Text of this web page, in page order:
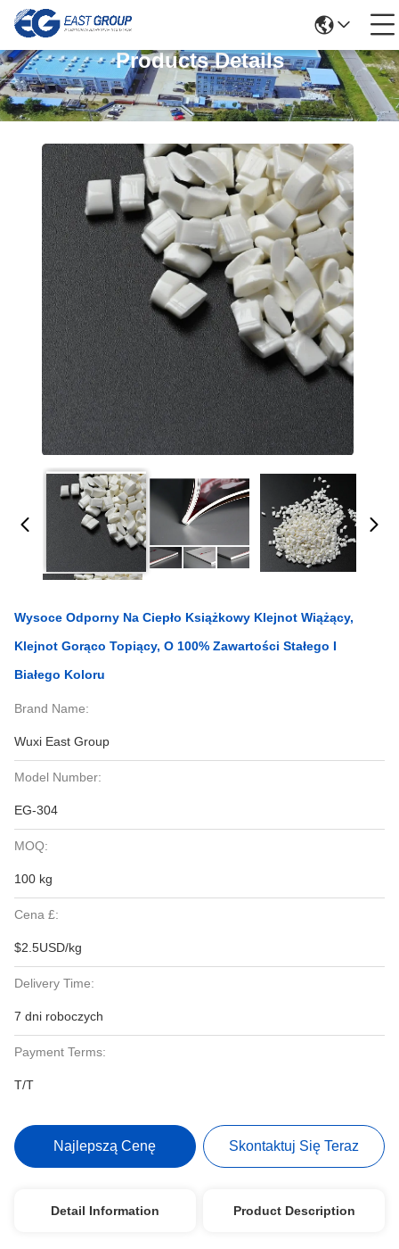
Products Details
Wysoce Odporny Na Ciepło Książkowy Klejnot Wiążący,
Klejnot Gorąco Topiący, O 100% Zawartości Stałego I
Białego Koloru
Brand Name:
Wuxi East Group
Model Number:
EG-304
MOQ:
100 kg
Cena £:
$2.5USD/kg
Delivery Time:
7 dni roboczych
Payment Terms:
T/T
Najlepszą Cenę Skontaktuj Się Teraz
Detail Information Product Description